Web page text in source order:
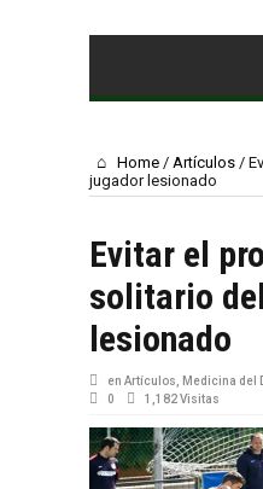
Home / Artículos /
jugador lesionado
Evitar el
solitario
lesionado
en Artículos Medicina del
0
1,182 Visitas